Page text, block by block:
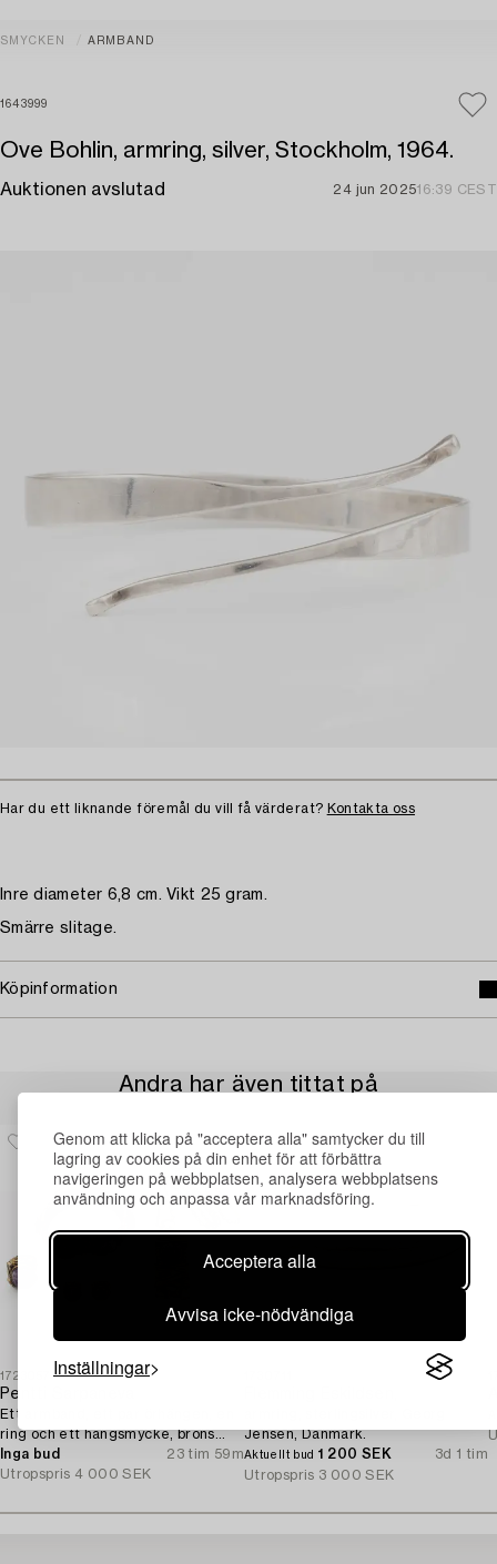
Genom att klicka på "acceptera alla" samtycker du till
lagring av cookies på din enhet för att förbättra
navigeringen på webbplatsen, analysera webbplatsens
användning och anpassa vår marknadsföring.
Acceptera alla
Avvisa icke-nödvändiga
Inställningar
SMYCKEN ARMBAND
1643999
Ove Bohlin, armring, silver, Stockholm, 1964.
Auktionen avslutad 24 jun 202516:39 CEST
Har du ett liknande föremål du vill få värderat? Kontakta oss
Inre diameter 6,8 cm. Vikt 25 gram.
Smärre slitage.
Köpinformation
Andra har även tittat på
1723057
Pentti Sarpaneva
Ett armband, ett par örhängen, en
ring och ett hängsmycke, brons
med ametist, Finland 1960-tal.
Inga bud
23 tim 59m
Utropspris 4 000 SEK
Jensen, Danmark.
Aktuellt bud 1 200 SEK
3d 1 tim
Utropspris 3 000 SEK